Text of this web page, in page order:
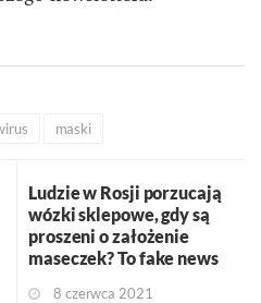
maski
Ludzie w Rosji porzucają
wózki sklepowe, gdy są
proszeni o założenie
maseczek? To fake news
8 czerwca 2021